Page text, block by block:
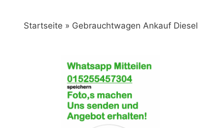
springenStartseite » Gebrauchtwagen Ankauf Diesel